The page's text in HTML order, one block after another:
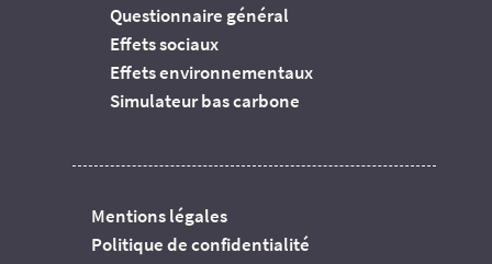
Questionnaire général
Effets sociaux
Effets environnementaux
Simulateur bas carbone
Mentions légales
Politique de confidentialité